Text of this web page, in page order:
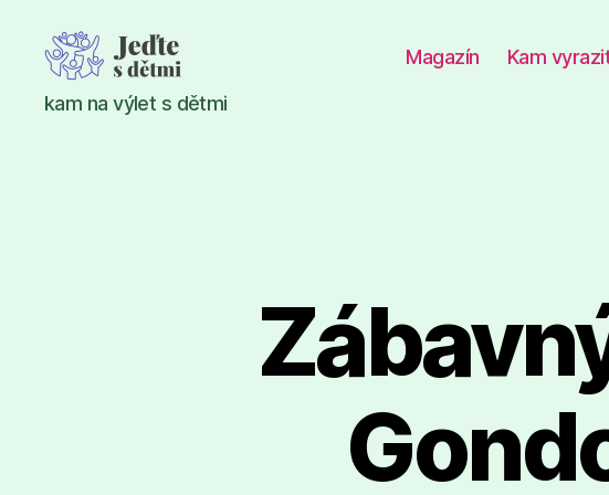
Jeďte
s
kam na výlet s dětmi
Magazín Kam